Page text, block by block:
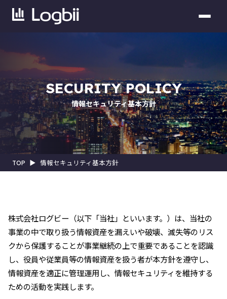
SECURITY POLICY
情報セキュリティ基本方針
TOP ▶︎ 情報セキュリティ基本方針
株式会社ログビー（以下「当社」といいます。）は、当社の
事業の中で取り扱う情報資産を漏えいや破壊、滅失等のリス
クから保護することが事業継続の上で重要であることを認識
し、役員や従業員等の情報資産を扱う者が本方針を遵守し、
情報資産を適正に管理運用し、情報セキュリティを維持する
ための活動を実践します。